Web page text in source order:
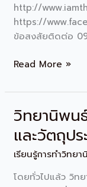
http://
https://
ข้อสงสัยติดต่อ
Read More »
วิทยานิพน
และวัตถุป
เรียนรู้การทำวิทย
โดยทั่วไปแล้ว วิท
วิทยานิพนธ์
สาร
นิพนธ์:
มอง